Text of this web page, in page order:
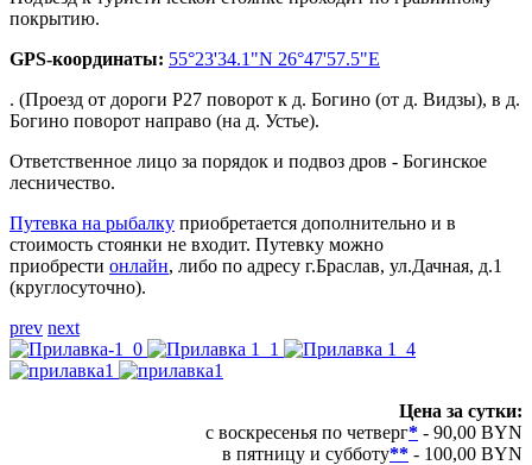
покрытию.
GPS-координаты: 55°23'34.1"N 26°47'57.5"E
. (Проезд от дороги Р27 поворот к д. Богино (от д. Видзы), в д.
Богино поворот направо (на д. Устье).
Ответственное лицо за порядок и подвоз дров - Богинское
лесничество.
Путевка на рыбалку приобретается дополнительно и в
стоимость стоянки не входит. Путевку можно
приобрести онлайн, либо по адресу г.Браслав, ул.Дачная, д.1
(круглосуточно).
prev next
Цена за сутки:
с воскресенья по четверг* - 90,00 BYN
в пятницу и субботу** - 100,00 BYN